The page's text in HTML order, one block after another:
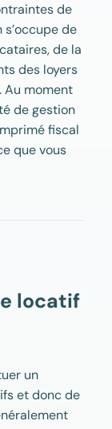
de
de
de la
des loyers
Au moment
de gestion
fiscal
que vous
locatif
un
et donc de